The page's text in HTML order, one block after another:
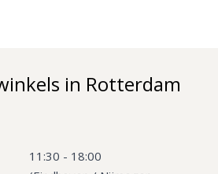
in Rotterdam
11:30 - 18:00